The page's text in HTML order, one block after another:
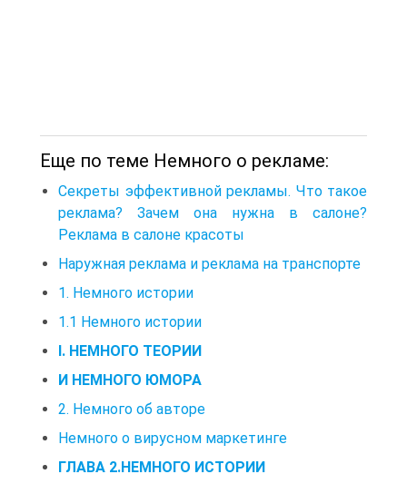
Еще по теме Немного о рекламе:
Секреты эффективной рекламы. Что такое
реклама? Зачем она нужна в салоне?
Реклама в салоне красоты
Наружная реклама и реклама на транспорте
1. Немного истории
1.1 Немного истории
I. НЕМНОГО ТЕОРИИ
И НЕМНОГО ЮМОРА
2. Немного об авторе
Немного о вирусном маркетинге
ГЛАВА 2.НЕМНОГО ИСТОРИИ